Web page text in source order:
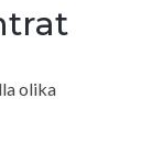
olika